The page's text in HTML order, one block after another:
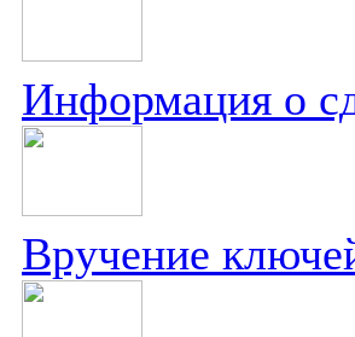
Информация о
Вручение